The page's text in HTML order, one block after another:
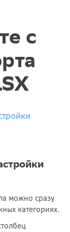
с
можно сразу
категориях.